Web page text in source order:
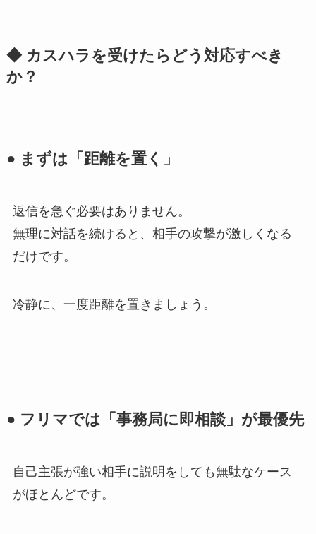
◆ カスハラを受けたらどう対応すべき
か？
● まずは「距離を置く」
返信を急ぐ必要はありません。
無理に対話を続けると、相手の攻撃が激しくなる
だけです。
冷静に、一度距離を置きましょう。
● フリマでは「事務局に即相談」が最優先
自己主張が強い相手に説明をしても無駄なケース
がほとんどです。